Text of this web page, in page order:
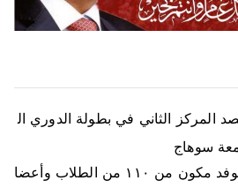
المركز الثاني في بطولة الدوري ال
سوهاج
*جامعة سوهاج تشارك بوفد مكون من ١١٠ من الطلاب وأعضا